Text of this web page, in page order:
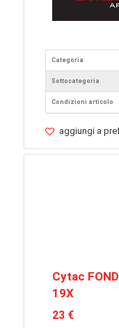
Categoria
Sottocategoria
Condizioni articolo
aggiungi a
Cytac
19X
23 €